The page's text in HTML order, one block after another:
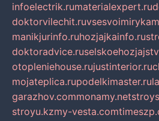
infoelectrik.rumaterialexpert.ru
doktorvilechit.ru
manikjurinfo.ruhozjajkainfo.ru
doktoradvice.ru
otopleniehouse.rujustinterior.ru
mojateplica.rupodelkimaster.ru
garazhov.commonamy.net
stroyu.kzmy-vesta.com